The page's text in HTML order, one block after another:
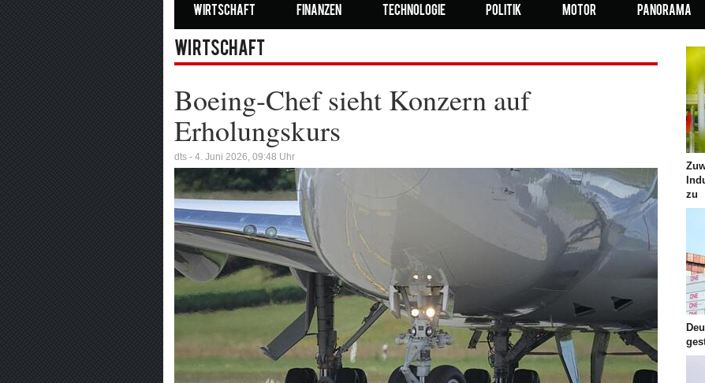
Wirtschaft Finanzen Technologie Politik Motor Panorama
Wirtschaft
Boeing-Chef sieht Konzern auf
Erholungskurs
dts - 4. Juni 2026, 09:48 Uhr
zu